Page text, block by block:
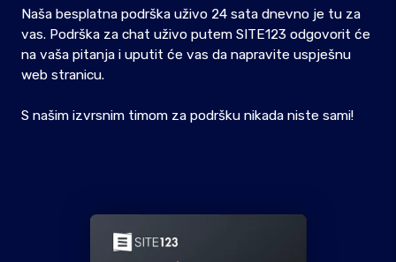
Naša besplatna podrška uživo 24 sata dnevno je tu za
vas. Podrška za chat uživo putem SITE123 odgovorit će
na vaša pitanja i uputit će vas da napravite uspješnu
web stranicu.
S našim izvrsnim timom za podršku nikada niste sami!